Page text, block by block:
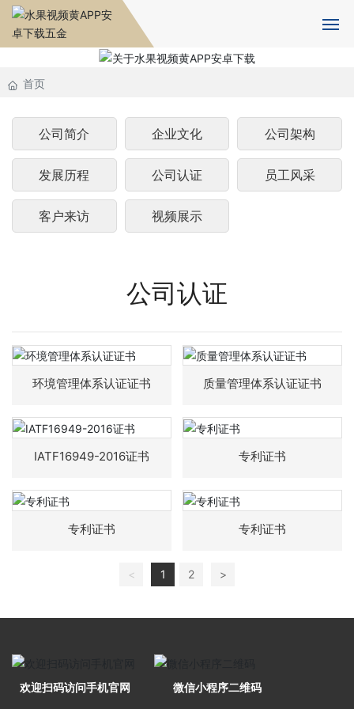
水果APP下载IOS版设备
产品中心
新闻资讯
联系水果视频黄APP安卓下载
首页
公司简介 企业文化 公司架构
发展历程 公司认证 员工风采
客户来访 视频展示
公司认证
环境管理体系认证证书 质量管理体系认证证书
IATF16949-2016证书 专利证书
专利证书 专利证书
< 1 2 >
欢迎扫码访问手机官网 微信小程序二维码